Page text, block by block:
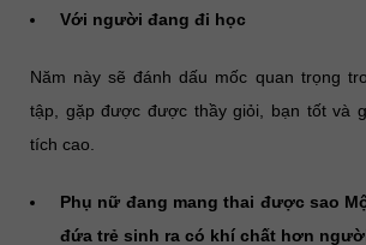
Với người đang đi học
Năm này sẽ đánh dấu mốc quan trọng
tập, gặp được được thầy giỏi, bạn tốt và
tích cao.
Phụ nữ đang mang thai được sao
đứa trẻ sinh ra có khí chất hơn